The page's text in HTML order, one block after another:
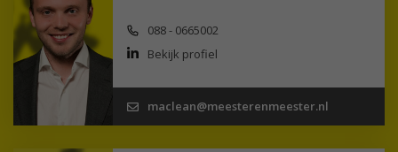
088 - 0665002
Bekijk profiel
maclean@meesterenmeester.nl